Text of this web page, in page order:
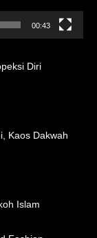
00:43
Diri
Kaos Dakwah
Islam